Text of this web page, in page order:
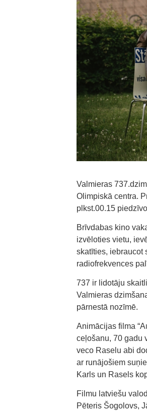
Valmieras
Olimpiskā centra.
plkst.00.15
Brīvdabas kino
izvēloties vietu,
skatīties, iebraucot
radiofrekvences
737 ir lidotāju
Valmieras
pārnestā nozīmē.
Animācijas filma
ceļošanu, 70 gadu
veco Raselu abi
ar runājošiem
Karls un Rasels
Filmu latviešu
Pēteris Šogolovs,